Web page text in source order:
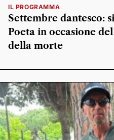
IL PROGRAMMA
Settembre dantesco:
Poeta in occasione
della morte